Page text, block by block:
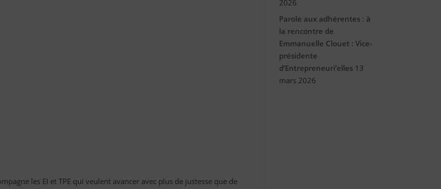
les EI et TPE qui veulent avancer avec plus de justesse que de
2026
Parole aux adhérentes : à
la rencontre de
Emmanuelle Clouet : Vice-
présidente
d’Entrepreneuri’elles 13
mars 2026